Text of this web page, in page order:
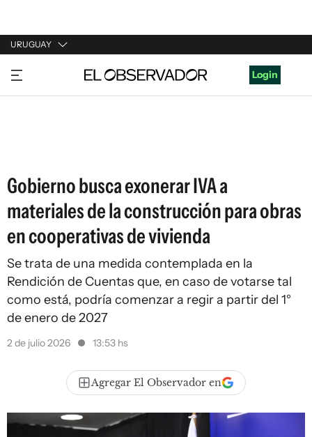
URUGUAY
URUGUAY
ARGENTINA
Login
Gobierno busca exonerar IVA a
materiales de la construcción para obras
en cooperativas de vivienda
Se trata de una medida contemplada en la
Rendición de Cuentas que, en caso de votarse tal
como está, podría comenzar a regir a partir del 1°
de enero de 2027
2 de julio 2026 13:53 hs
Agregar El Observador en